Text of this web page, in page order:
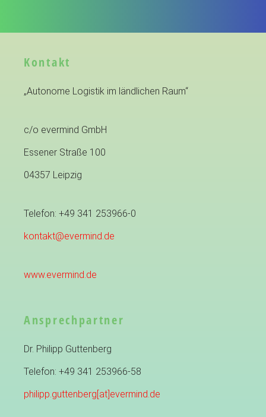
Kontakt
„Autonome Logistik im ländlichen Raum“
c/o evermind GmbH
Essener Straße 100
04357 Leipzig
Telefon: +49 341 253966-0
kontakt@evermind.de
www.evermind.de
Ansprechpartner
Dr. Philipp Guttenberg
Telefon: +49 341 253966-58
philipp.guttenberg[at]evermind.de